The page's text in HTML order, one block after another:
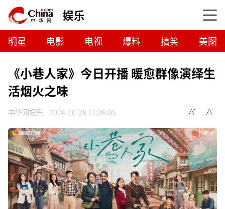
娱乐
明星 电影 电视 爆料 搞笑 美图
《小巷人家》今日开播 暖愈群像演绎生
活烟火之味
中华网娱乐 2024-10-28 11:26:05